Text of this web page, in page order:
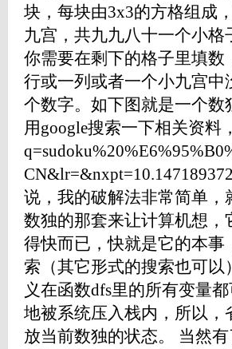
块，每块由3x3的方格组成
九宫，共九九八十一个小
你需要在剩下的格子里填
行或一列或者一个小九宫
个数字。如下图就是一个
用google搜索一下相关资料
说，我的破解法非常简单
数独的那套来让计算机想
得快而已，快就是它的本
索（其它形式的搜索也可
义在函数dfs里的所有变量
地被系统压入栈内，所以
放当前数独的状态。 当然